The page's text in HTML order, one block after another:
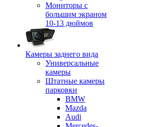
Мониторы с
большим экраном
10-13 дюймов
Камеры заднего вида
Универсальные
камеры
Штатные камеры
парковки
BMW
Mazda
Audi